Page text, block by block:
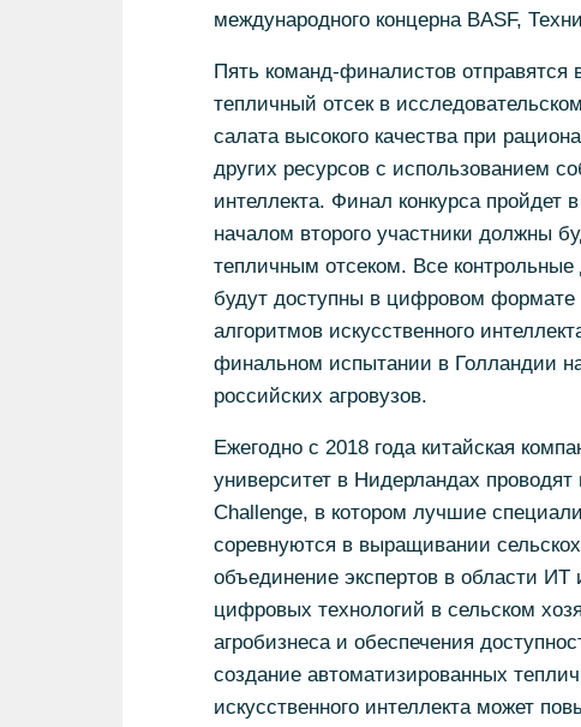
международного концерна BASF,
Пять команд-финалистов отправятся
тепличный отсек в
салата высокого качества при
других ресурсов с использованием
интеллекта. Финал конкурса пройдет
началом второго участники должны
тепличным отсеком. Все
будут доступны в цифровом
алгоритмов искусственного
финальном испытании в Голландии
российских агровузов.
Ежегодно с 2018 года китайская
университет в Нидерландах
Challenge, в котором лучшие
соревнуются в выращивании
объединение экспертов в области
цифровых технологий в сельском
агробизнеса и обеспечения
создание автоматизированных
искусственного интеллекта может